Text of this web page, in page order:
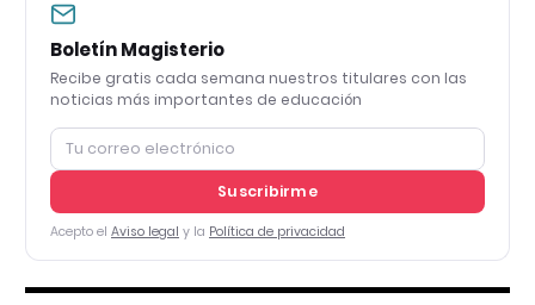
Boletín Magisterio
Recibe gratis cada semana nuestros titulares con las
noticias más importantes de educación
Suscribirme
Acepto el Aviso legal y la Política de privacidad